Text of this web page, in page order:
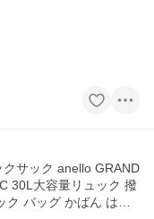
サック anello GRAND
30L大容量リュック 撥
バッグ かばん はっ